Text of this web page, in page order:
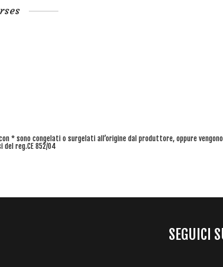
* sono congelati o surgelati all’origine dal produttore, oppure
reg.CE 852/04
SEGUICI